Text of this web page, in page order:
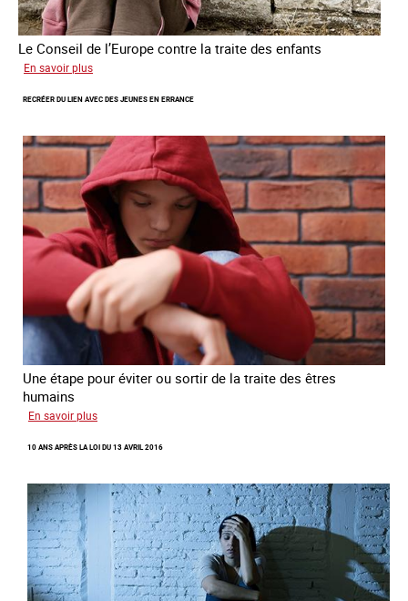
Le Conseil de l’Europe contre la traite des enfants
En savoir plus
forcé
d’Ukraine
RECRÉER DU LIEN AVEC DES JEUNES EN ERRANCE
Une étape pour éviter ou sortir de la traite des êtres
humains
En savoir plus
du
avec
des
jeunes
errance
10 ANS APRÈS LA LOI DU 13 AVRIL 2016